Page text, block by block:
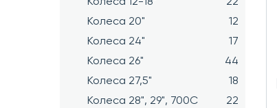
Колеса 20"
12
Колеса 24"
17
Колеса 26"
44
Колеса 27,5"
18
Колеса 28", 29", 700С
22